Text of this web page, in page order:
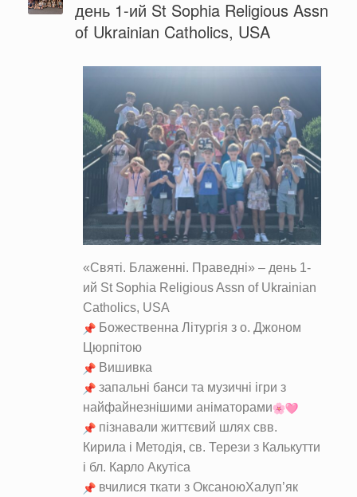
день 1-ий St Sophia Religious Assn
of Ukrainian Catholics, USA
«Святі. Блаженні. Праведні» – день 1-
ий St Sophia Religious Assn of Ukrainian
Catholics, USA
Божественна Літургія з о. Джоном
Цюрпітою
Вишивка
запальні банси та музичні ігри з
найфайнезнішими аніматорами
пізнавали життєвий шлях свв.
Кирила і Методія, св. Терези з Калькутти
і бл. Карло Акутіса
вчилися ткати з ОксаноюХалуп’як